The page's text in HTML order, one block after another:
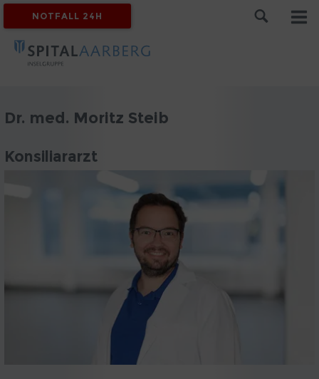
NOTFALL 24H
Dr. med. Moritz Steib
Konsiliararzt